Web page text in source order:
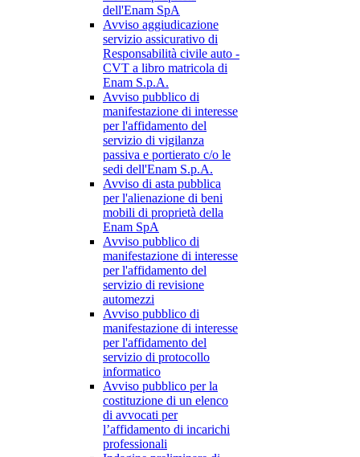
dell'Enam SpA
Avviso aggiudicazione
servizio assicurativo di
Responsabilità civile auto -
CVT a libro matricola di
Enam S.p.A.
Avviso pubblico di
manifestazione di interesse
per l'affidamento del
servizio di vigilanza
passiva e portierato c/o le
sedi dell'Enam S.p.A.
Avviso di asta pubblica
per l'alienazione di beni
mobili di proprietà della
Enam SpA
Avviso pubblico di
manifestazione di interesse
per l'affidamento del
servizio di revisione
automezzi
Avviso pubblico di
manifestazione di interesse
per l'affidamento del
servizio di protocollo
informatico
Avviso pubblico per la
costituzione di un elenco
di avvocati per
l’affidamento di incarichi
professionali